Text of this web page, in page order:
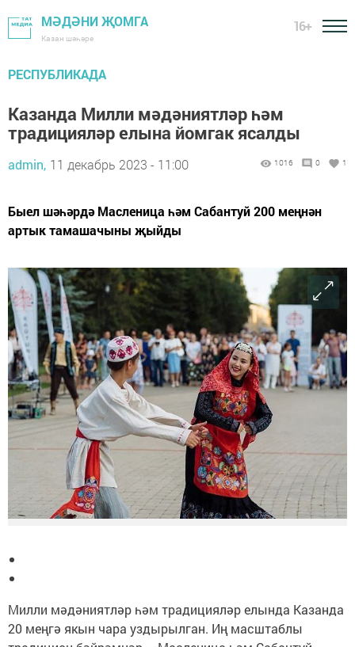
МӘДӘНИ ҖОМГА
Казан шәһәре
16+
РЕСПУБЛИКАДА
Казанда Милли мәдәниятләр һәм
традицияләр елына йомгак ясалды
admin, 11 декабрь 2023 - 11:00 1016 0 1
Быел шәһәрдә Масленица һәм Сабантуй 200 меңнән
артык тамашачыны җыйды
Милли мәдәниятләр һәм традицияләр елында Казанда
20 меңгә якын чара уздырылган. Иң масштаблы